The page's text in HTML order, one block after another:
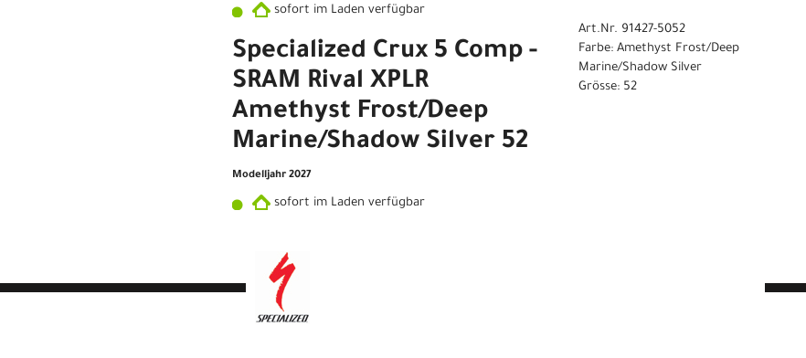
sofort im Laden verfügbar
Specialized Crux 5 Comp -
SRAM Rival XPLR
Amethyst Frost/Deep
Marine/Shadow Silver 52
Modelljahr 2027
sofort im Laden verfügbar
Art.Nr. 91427-5052
Farbe: Amethyst Frost/Deep
Marine/Shadow Silver
Grösse: 52